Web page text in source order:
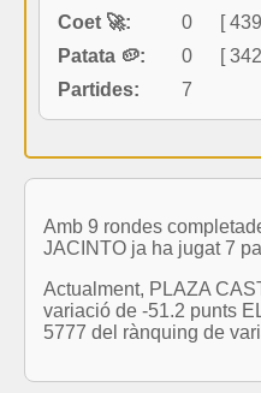
Coet 🚀:
0
[
Patata 🥔:
0
[
Partides:
7
Amb 9 rondes
JACINTO ja ha jugat 7
Actualment, PLAZA
variació de -51.2 punts
5777 del rànquing de